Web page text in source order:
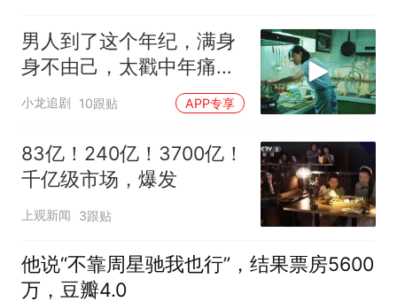
男人到了这个年纪，满身
身不由己，太戳中年痛
点！
小龙追剧 10跟贴 APP专享
83亿！240亿！3700亿！
千亿级市场，爆发
上观新闻 3跟贴
他说“不靠周星驰我也行”，结果票房5600
万，豆瓣4.0